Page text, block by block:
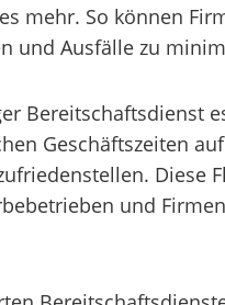
mehr. So können
und Ausfälle zu
Bereitschaftsdienst
Geschäftszeiten
Diese
und